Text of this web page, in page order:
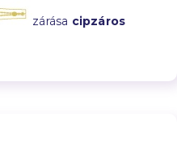
zárása cipzáros